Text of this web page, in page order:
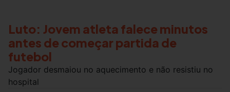
Luto: Jovem atleta falece minutos
antes de começar partida de
futebol
Jogador desmaiou no aquecimento e não resistiu no
hospital